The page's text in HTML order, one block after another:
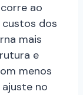
ao
dos
mais
e
menos
no